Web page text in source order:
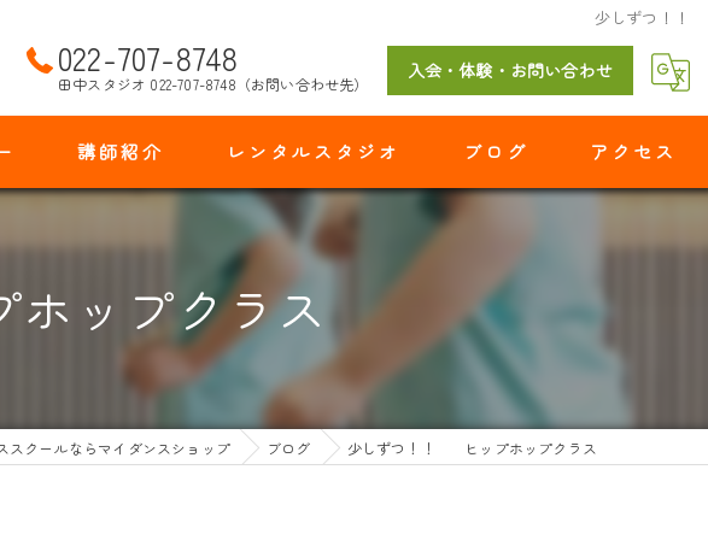
少しずつ！！
022-707-8748
田中スタジオ 022-707-8748（お問い合わせ先）
入会・体験・お問い合わせ
講師紹介 レンタルスタジオ ブログ アクセス
マイダンスショップ 出花スタジオ
ップクラス
スクールならマイダンスショップ ブログ 少しずつ！！ ヒップホップクラス